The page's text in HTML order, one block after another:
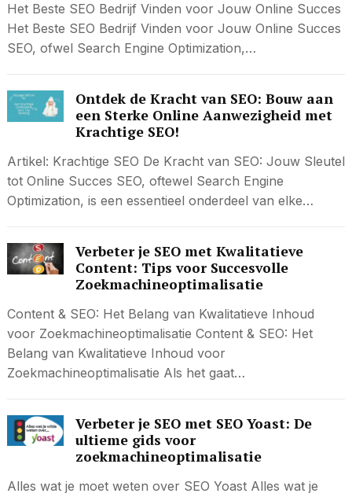
Het Beste SEO Bedrijf Vinden voor Jouw Online Succes
Het Beste SEO Bedrijf Vinden voor Jouw Online Succes
SEO, ofwel Search Engine Optimization,…
Ontdek de Kracht van SEO: Bouw aan
een Sterke Online Aanwezigheid met
Krachtige SEO!
Artikel: Krachtige SEO De Kracht van SEO: Jouw Sleutel
tot Online Succes SEO, oftewel Search Engine
Optimization, is een essentieel onderdeel van elke…
Verbeter je SEO met Kwalitatieve
Content: Tips voor Succesvolle
Zoekmachineoptimalisatie
Content & SEO: Het Belang van Kwalitatieve Inhoud
voor Zoekmachineoptimalisatie Content & SEO: Het
Belang van Kwalitatieve Inhoud voor
Zoekmachineoptimalisatie Als het gaat…
Verbeter je SEO met SEO Yoast: De
ultieme gids voor
zoekmachineoptimalisatie
Alles wat je moet weten over SEO Yoast Alles wat je